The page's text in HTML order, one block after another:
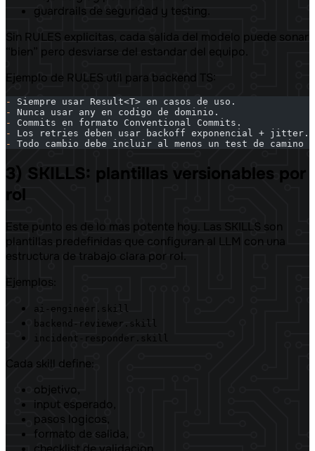
guardrails de seguridad y testing.
Sin RULES explicitas, cada salida del modelo puede sonar
“bien” pero desviarse del estandar del equipo.
Ejemplo de RULES util para backend TS:
-
Siempre usar Result<T> en casos de uso.
-
Nunca usar any en codigo de dominio.
-
Commits en formato Conventional Commits.
-
Los retries deben usar backoff exponencial + jitter.
-
Todo cambio debe incluir al menos un test de
3) SKILLS: plantillas versionables por
rol
Este punto es de lo mas potente hoy. Las SKILLS son
plantillas predefinidas que configuran al LLM con una
estructura de trabajo clara por rol.
Ejemplos:
ai-engineer.skill
backend-reviewer.skill
incident-responder.skill
Cada skill define:
objetivo,
input esperado,
pasos logicos,
formato de salida,